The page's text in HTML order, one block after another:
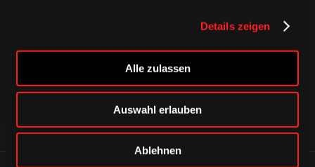
Details zeigen
Alle zulassen
Auswahl erlauben
Ablehnen
CAPS & CO
CAPS & CO
CAPS & CO